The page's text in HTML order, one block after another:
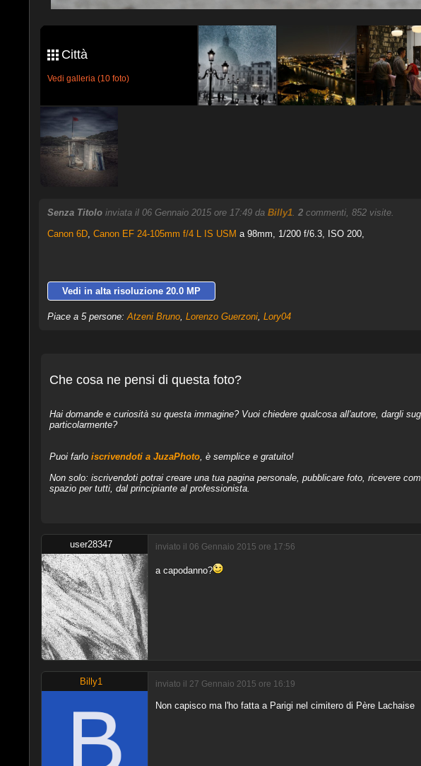
Città
Vedi galleria (10 foto)
Senza Titolo inviata il 06 Gennaio 2015 ore 17:49 da Billy1. 2commenti, 852 visite.
Canon 6D, Canon EF 24-105mm f/4 L IS USM a 98mm, 1/200 f/6.3, ISO 200,
Vedi in alta risoluzione 20.0 MP
Piace a 5 persone:Atzeni Bruno, Lorenzo Guerzoni, Lory04
Che cosa ne pensi di questa foto?
Hai domande e curiosità su questa immagine? Vuoi chiedere qualcosa all'autore, dargli
particolarmente?
Puoi farlo iscrivendoti a JuzaPhoto, è semplice e gratuito!
Non solo: iscrivendoti potrai creare una tua pagina personale, pubblicare foto, ricevere
spazio per tutti, dal principiante al professionista.
user28347 inviato il 06 Gennaio 2015 ore 17:56
a capodanno?
Billy1 inviato il 27 Gennaio 2015 ore 16:19
Non capisco ma l'ho fatta a Parigi nel cimitero di Père Lachaise